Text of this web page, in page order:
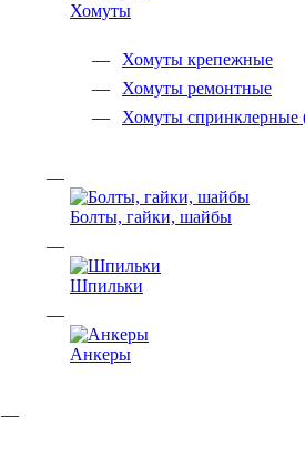
Хомуты
Хомуты крепежные
Хомуты ремонтные
Хомуты спринклерные
Болты, гайки, шайбы
Шпильки
Анкеры